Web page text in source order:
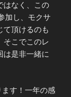
はなく、この
加し、モクサ
て頂けるのも
そこでこのレ
は是非一緒に
す！一年の感